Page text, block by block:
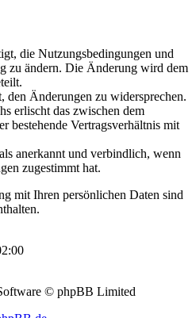
die Nutzungsbedingungen und
zu ändern. Die Änderung wird dem
den Änderungen zu widersprechen.
erlischt das zwischen dem
bestehende Vertragsverhältnis mit
anerkannt und verbindlich, wenn
zugestimmt hat.
mit Ihren persönlichen Daten sind
© phpBB Limited